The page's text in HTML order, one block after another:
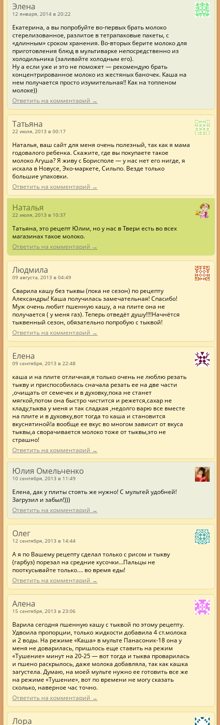
Элена
12 января, 2014 в 20:22
Екатерина, а вы попробуйте во-первых брать молоко
стерелизованное, разлитое в тетрапаковые пакеты, с
«длинным» сроком хранения. Во-вторых берите молоко для
приготовления блюд в мультиварке непосредственно из
холодильника (заливайте холодным его).
Ну а если уже и это не поможет — рекомендую брать
концентрированное молоко из жестяных баночек. Каша на
нем получается просто изумительная!! Как на топленом
молоке))
Ответить на комментарий →
Татьяна
22 июля, 2013 в 00:17
Наталья, ваш сайт для меня очень полезный, так как я мама
годовалого ребенка. Скажите, где вы покупаете такое
молоко Агуша? Я живу с Борисполе — у нас нет его нигде, я
искала в Новусе, Эко-маркете, Сильпо. Везде только
большие упаковки.
Ответить на комментарий →
Наталья
22 июля, 2013 в 10:37
Татьяна, это рецепт Юлии, но у нас в Твери есть во всех
магазинах такое молоко.
Ответить на комментарий →
Людмила
09 августа, 2013 в 04:49
Сварила кашу без тыквы (пока не сезон) по рецепту
Александры! Каша получилась замечательная! Спасибо!
Муж очень любит пшенную кашу, а на плите она не
получается ( у меня газ). Теперь отведёт душу!!!!Начнётся
тыквенный сезон, обязательно попробую с тыквой!
Ответить на комментарий →
Елена
09 сентября, 2013 в 22:48
каша и на плите отличная,я только очень не люблю резать
тыкву и приспособилась сначала резать ее на две части
,очищать от семечек и в духовку,пока не станет
мягкой,потом она быстро чистится и режется,сахар не
кладу,тыква у меня и так сладкая ,недолго варю все вместе
на плите и в духовку,вот тогда то каша и становится
вкуснятиной!а вообще ее вкус во многом зависит от вкуса
тыквы,а сворачивается молоко тоже от тыквы,это не
страшно!
Ответить на комментарий →
Юлия Омельченко
10 сентября, 2013 в 11:49
Елена, дак у плиты стоять же нужно! С мультей удобней!
Загрузил и забыл!)))
Ответить на комментарий →
Олег
12 сентября, 2013 в 14:44
А я по Вашему рецепту сделал только с рисом и тыкву
(гарбуз) порезал на средние кусочки…Пальцы не
пооткусывайте только…. во время еды!
Ответить на комментарий →
Алена
15 сентября, 2013 в 23:06
Варила сегодня пшенную кашу с тыквой по этому рецепту.
Удвоила пропорции, только жидкости добавила 4 ст.молока
и 2 воды. На режиме «Каша» в мульте Панасоник-18 она у
меня не доварилась, пришлось еще ставить на режим
«Тушение» минут на 20-25 — вот тогда и тыква проварилась
и пшено раскрылось, даже молока добавляла, так как кашка
загустела. Думаю, на моей мульте нужно ее готовить все же
на режиме «Тушение», вот по времени не могу сказать
сколько, наверное час точно.
Ответить на комментарий →
Лора